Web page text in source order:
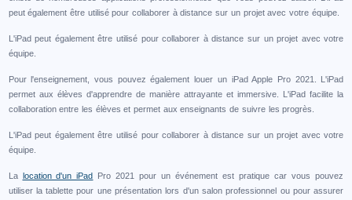
peut également être utilisé pour collaborer à distance sur un projet avec votre équipe.
L'iPad peut également être utilisé pour collaborer à distance sur un projet avec votre
équipe.
Pour l'enseignement, vous pouvez également louer un iPad Apple Pro 2021. L'iPad
permet aux élèves d'apprendre de manière attrayante et immersive. L'iPad facilite la
collaboration entre les élèves et permet aux enseignants de suivre les progrès.
L'iPad peut également être utilisé pour collaborer à distance sur un projet avec votre
équipe.
La location d'un iPad Pro 2021 pour un événement est pratique car vous pouvez
utiliser la tablette pour une présentation lors d'un salon professionnel ou pour assurer